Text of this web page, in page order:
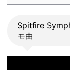
Spitfire
モ曲